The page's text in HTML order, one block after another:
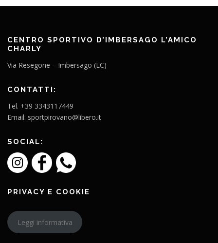
CENTRO SPORTIVO D’IMBERSAGO L’AMICO
CHARLY
Via Resegone – Imbersago (LC)
CONTATTI:
Tel. +39 3343117449
Email: sportpirovano@libero.it
SOCIAL:
PRIVACY E COOKIE
Leggi informativa